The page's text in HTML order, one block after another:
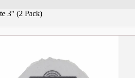
3" (2 Pack)